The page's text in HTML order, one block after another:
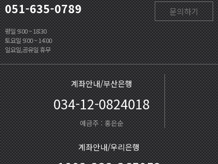
051-635-0789
평일 9:00 ~ 18:30
토요일 9:00 ~ 14:00
일요일,공유일 휴무
문의하기
계좌안내/부산은행
034-12-0824018
예금주 : 홍은순
계좌안내/우리은행